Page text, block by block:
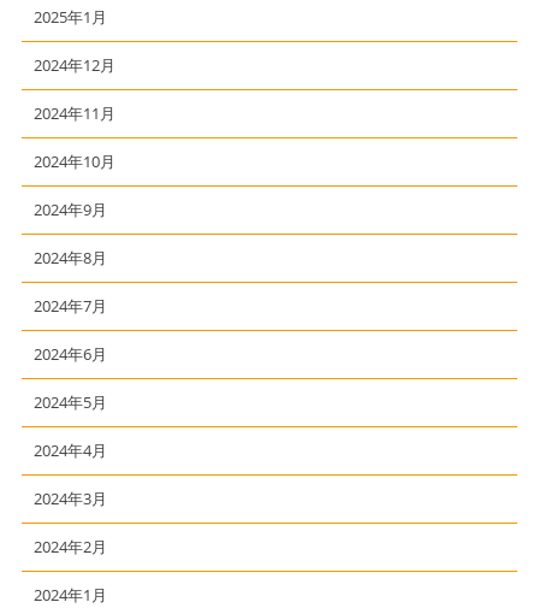
2025年1月
2024年12月
2024年11月
2024年10月
2024年9月
2024年8月
2024年7月
2024年6月
2024年5月
2024年4月
2024年3月
2024年2月
2024年1月